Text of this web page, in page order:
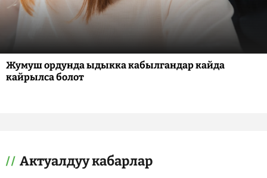
Жумуш ордунда ыдыкка кабылгандар кайда
кайрылса болот
Актуалдуу кабарлар